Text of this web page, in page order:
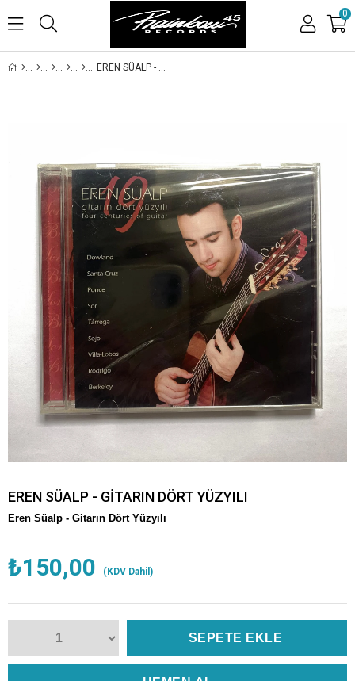
0
EREN SÜALP - GİTARIN DÖRT YÜZYILI
EREN SÜALP - GİTARIN DÖRT YÜZYILI
Eren Süalp - Gitarın Dört Yüzyılı
₺150,00 (KDV Dahil)